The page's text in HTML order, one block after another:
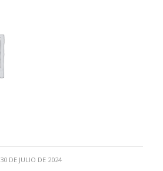
30 DE JULIO DE 2024